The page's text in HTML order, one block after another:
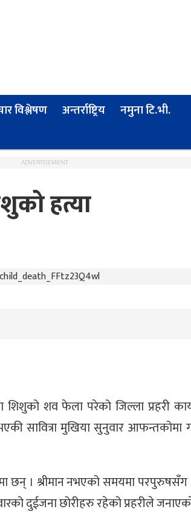
विश्लेषण अन्तर्राष्ट्रिय
नमुना टि.भी.
ADVERTISEMENT
हत्या
शिशुको शव फेला परेको जिल्ला प्रहरी
सावित्रा मुखिया सुनुवार आफन्तकोमा
छन् । श्रीमान नभएको समयमा
दुईजना छोरीहरु रहेको प्रहरीले